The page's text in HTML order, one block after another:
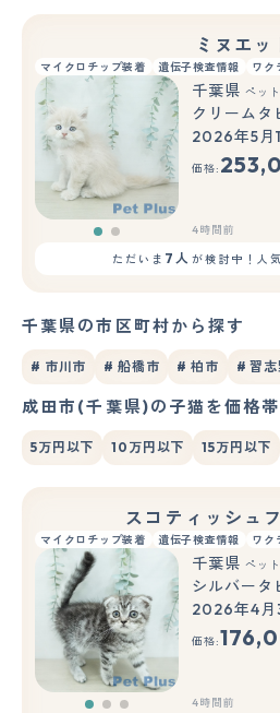
ミヌエッ
マイクロチップ装着 遺伝子検査情報 ワク
もっと
千葉県 ペッ
クリームタ
2026年5月
価格:
4時間前
ただいま 7人 が検討中！人
千葉県の市区町村から探す
# 市川市 # 船橋市 # 柏市 # 習志
成田市(千葉県)の子猫を価格
5万円以下 10万円以下 15万円以下
スコティッシュ
マイクロチップ装着 遺伝子検査情報 ワク
千葉県 ペッ
シルバータ
2026年4月
価格:
4時間前